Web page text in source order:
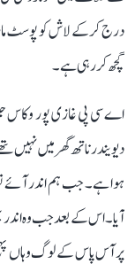
درج کر کے لاش کو پوسٹ
گچھ کر رہی ہے۔
اے سی پی غازی پور وکاس
دیویندر ناتھ گھر میں نہیں
ہوا ہے۔ جب ہم اندر آئے تو
آیا۔ اس کے بعد جب وہ اندر
پر آس پاس کے لوگ وہاں